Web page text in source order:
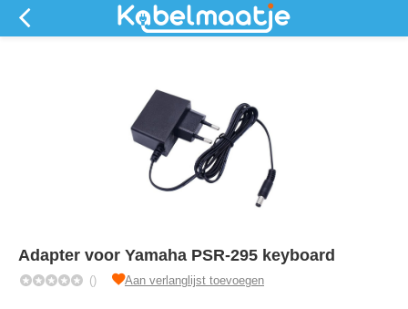
Adapter voor Yamaha PSR-295 keyboard
() Aan verlanglijst toevoegen